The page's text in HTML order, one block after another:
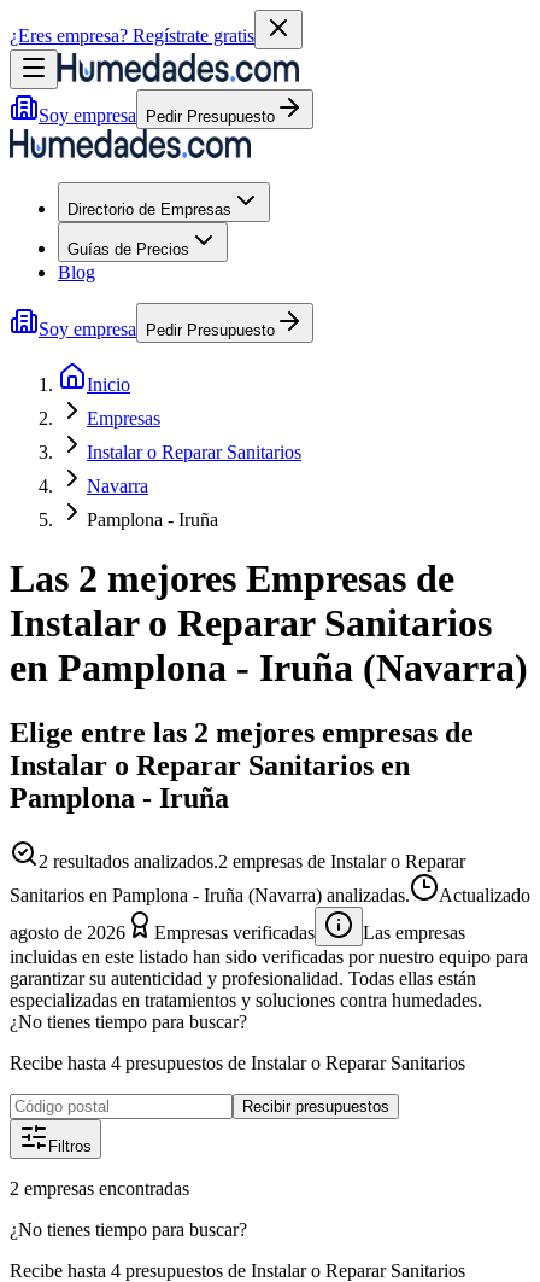
¿Eres empresa? Regístrate gratis
Soy empresa Pedir Presupuesto
Directorio de Empresas
Guías de Precios
Blog
Soy empresa Pedir Presupuesto
Inicio
Empresas
Instalar o Reparar Sanitarios
Navarra
Pamplona - Iruña
Las 2 mejores Empresas de
Instalar o Reparar Sanitarios
en Pamplona - Iruña (Navarra)
Elige entre las 2 mejores empresas de
Instalar o Reparar Sanitarios en
Pamplona - Iruña
2 resultados analizados.2 empresas de Instalar o Reparar
Sanitarios en Pamplona - Iruña (Navarra) analizadas.
Actualizado
agosto de 2026
Empresas verificadas
Las empresas
incluidas en este listado han sido verificadas por nuestro equipo para
garantizar su autenticidad y profesionalidad. Todas ellas están
especializadas en tratamientos y soluciones contra humedades.
¿No tienes tiempo para buscar?
Recibe hasta 4 presupuestos de Instalar o Reparar Sanitarios
Recibir presupuestos
Filtros
2 empresas encontradas
¿No tienes tiempo para buscar?
Recibe hasta 4 presupuestos de Instalar o Reparar Sanitarios